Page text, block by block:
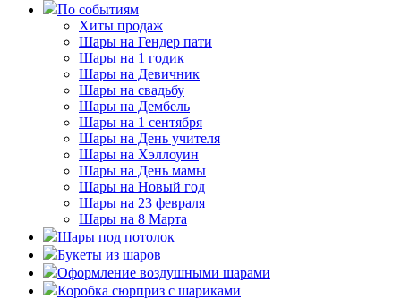
По событиям
Хиты продаж
Шары на Гендер пати
Шары на 1 годик
Шары на Девичник
Шары на свадьбу
Шары на Дембель
Шары на 1 сентября
Шары на День учителя
Шары на Хэллоуин
Шары на День мамы
Шары на Новый год
Шары на 23 февраля
Шары на 8 Марта
Шары под потолок
Букеты из шаров
Оформление воздушными шарами
Коробка сюрприз с шариками